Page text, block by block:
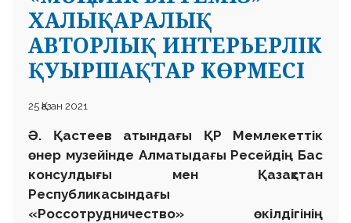
ХАЛЫҚАРАЛЫҚ
АВТОРЛЫҚ ИНТЕРЬЕРЛІК
ҚУЫРШАҚТАР КӨРМЕСІ
25 Қазан 2021
Ә. Қастеев атындағы ҚР Мемлекеттік
өнер музейінде Алматыдағы Ресейдің Бас
консулдығы мен Қазақстан
Республикасындағы
«Россотрудничество» өкілдігінің